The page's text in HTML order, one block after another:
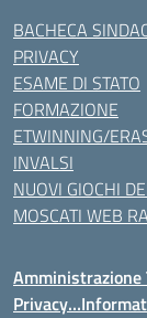
BACHECA
PRIVACY
ESAME DI STATO
FORMAZIONE
ETWINNING/
INVALSI
NUOVI GIOCHI
MOSCATI WEB
Amministrazione